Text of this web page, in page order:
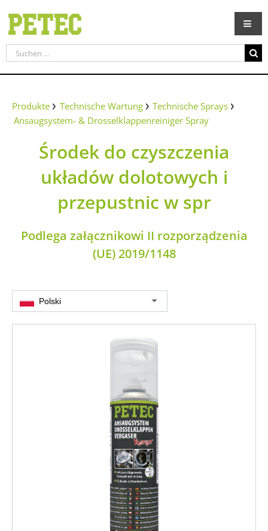
Inhalt
springen
Suche
nach:
Produkte Technische Wartung
Technische Sprays
Ansaugsystem- & Drosselklappenreiniger Spray
Środek do czyszczenia
układów dolotowych i
przepustnic w spr
Podlega załącznikowi II rozporządzenia
(UE) 2019/1148
Polski